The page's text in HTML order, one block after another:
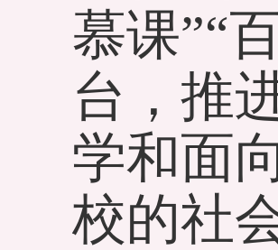
慕课”“
台，推
学和面
校的社